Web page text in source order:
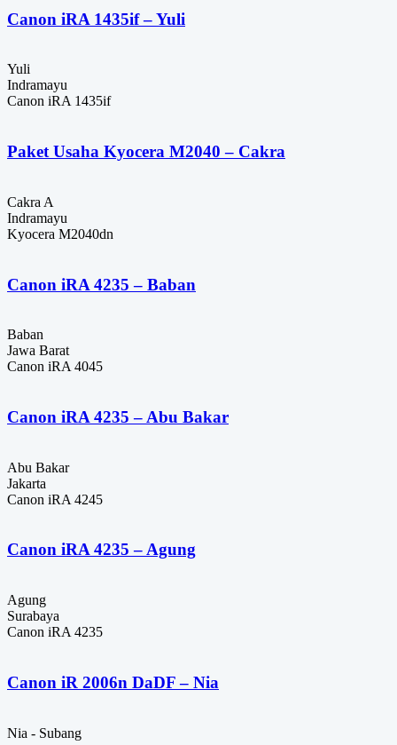
Canon iRA 1435if – Yuli
Yuli
Indramayu
Canon iRA 1435if
Paket Usaha Kyocera M2040 – Cakra
Cakra A
Indramayu
Kyocera M2040dn
Canon iRA 4235 – Baban
Baban
Jawa Barat
Canon iRA 4045
Canon iRA 4235 – Abu Bakar
Abu Bakar
Jakarta
Canon iRA 4245
Canon iRA 4235 – Agung
Agung
Surabaya
Canon iRA 4235
Canon iR 2006n DaDF – Nia
Nia - Subang